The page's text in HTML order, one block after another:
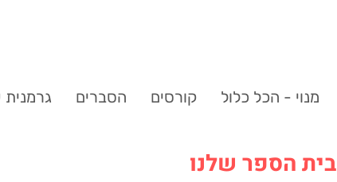
מנוי - הכל כלול קורסים הסברים גרמנית
בית הספר שלנו